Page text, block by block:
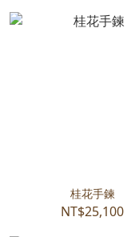
桂花手鍊
NT$25,100